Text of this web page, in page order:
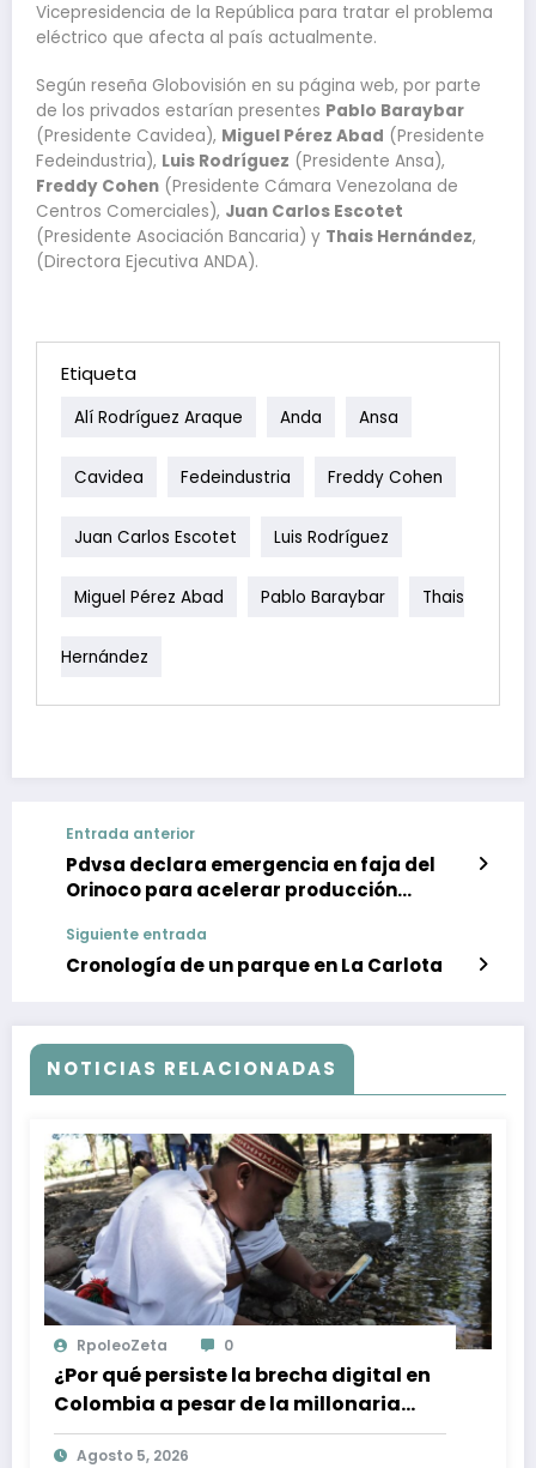
Vicepresidencia de la República para tratar el problema
eléctrico que afecta al país actualmente.
Según reseña Globovisión en su página web, por parte
de los privados estarían presentes Pablo Baraybar
(Presidente Cavidea), Miguel Pérez Abad (Presidente
Fedeindustria), Luis Rodríguez (Presidente Ansa),
Freddy Cohen (Presidente Cámara Venezolana de
Centros Comerciales), Juan Carlos Escotet
(Presidente Asociación Bancaria) y Thais Hernández,
(Directora Ejecutiva ANDA).
Etiqueta
Alí Rodríguez Araque Anda Ansa
Cavidea Fedeindustria Freddy Cohen
Juan Carlos Escotet Luis Rodríguez
Miguel Pérez Abad Pablo Baraybar Thais
Hernández
Entrada anterior
Pdvsa declara emergencia en faja del
Orinoco para acelerar producción
Siguiente entrada
Cronología de un parque en La Carlota
NOTICIAS RELACIONADAS
RpoleoZeta 0
¿Por qué persiste la brecha digital en
Colombia a pesar de la millonaria
inversión en conectividad?
Agosto 5, 2026